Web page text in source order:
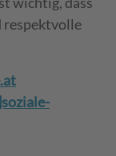
respektvolle